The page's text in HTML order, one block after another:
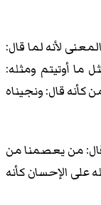
لأنه لما قال:
ما أوتيتم ومثله:
كأنه قال: ونجيناه
قال: من يعصمنا من
على الإحسان كأنه